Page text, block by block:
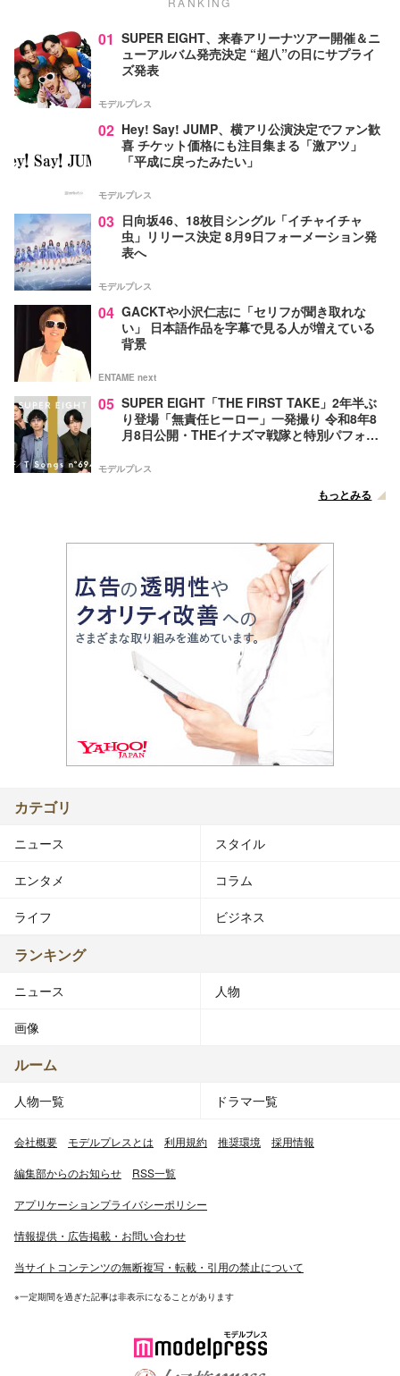
01 SUPER EIGHT、来春アリーナツアー開催＆ニ
ューアルバム発売決定 “超八”の日にサプライ
ズ発表
モデルプレス
02 Hey! Say! JUMP、横アリ公演決定でファン歓
喜 チケット価格にも注目集まる「激アツ」
「平成に戻ったみたい」
モデルプレス
03 日向坂46、18枚目シングル「イチャイチャ
虫」リリース決定 8月9日フォーメーション発
表へ
モデルプレス
04 GACKTや小沢仁志に「セリフが聞き取れな
い」 日本語作品を字幕で見る人が増えている
背景
ENTAME next
05 SUPER EIGHT「THE FIRST TAKE」2年半ぶ
り登場「無責任ヒーロー」一発撮り 令和8年8
月8日公開・THEイナズマ戦隊と特別パフォー
モデルプレス
もっとみる
カテゴリ
ニュース スタイル
エンタメ コラム
ライフ ビジネス
ランキング
ニュース 人物
画像
ルーム
人物一覧 ドラマ一覧
会社概要 モデルプレスとは 利用規約 推奨環境 採用情報
編集部からのお知らせ RSS一覧
アプリケーションプライバシーポリシー
情報提供・広告掲載・お問い合わせ
当サイトコンテンツの無断複写・転載・引用の禁止について
※一定期間を過ぎた記事は非表示になることがあります